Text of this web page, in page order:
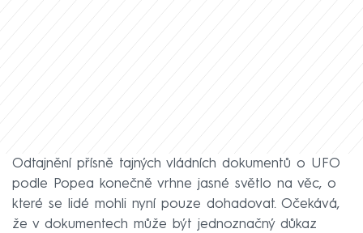
Odtajnění přísně tajných vládních dokumentů o UFO
podle Popea konečně vrhne jasné světlo na věc, o
které se lidé mohli nyní pouze dohadovat. Očekává,
že v dokumentech může být jednoznačný důkaz